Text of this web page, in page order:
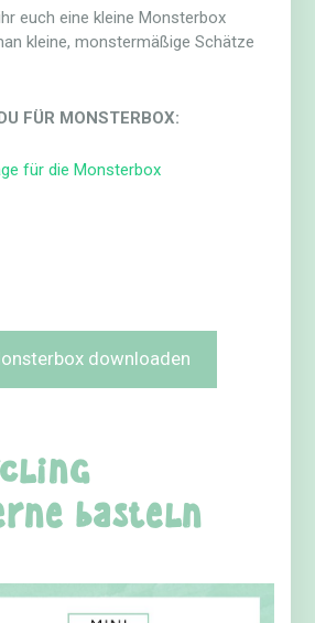
euch eine kleine Monsterbox
kleine, monstermäßige Schätze
FÜR MONSTERBOX:
für die Monsterbox
downloaden
basteln